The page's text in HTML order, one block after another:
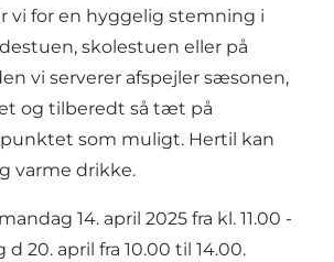
vi for en hyggelig stemning i
skolestuen eller på
vi serverer afspejler sæsonen,
og tilberedt så tæt på
som muligt. Hertil kan
varme drikke.
14. april 2025 fra kl. 11.00 -
d 20. april fra 10.00 til 14.00.